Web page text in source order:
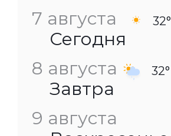
7 августа
Сегодня
32°
8 августа
Завтра
32°
9 августа